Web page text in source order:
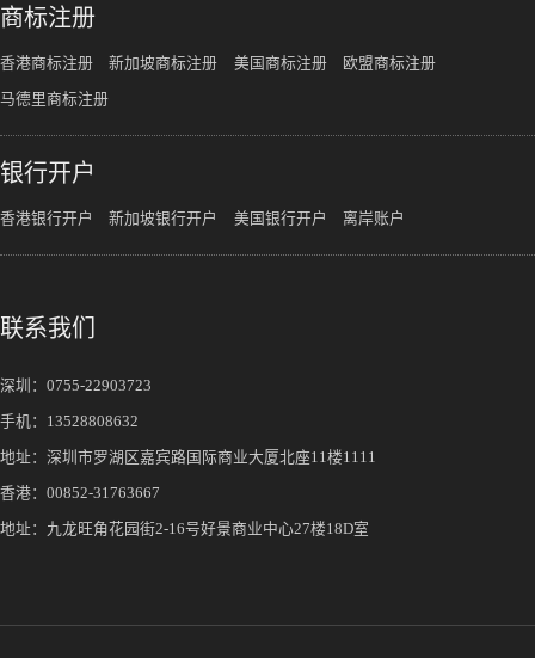
商标注册
香港商标注册 新加坡商标注册 美国商标注册 欧盟商标注册
马德里商标注册
银行开户
香港银行开户 新加坡银行开户 美国银行开户 离岸账户
联系我们
深圳： 0755-22903723
手机： 13528808632
地址：深圳市罗湖区嘉宾路国际商业大厦北座11楼1111
香港：00852-31763667
地址：九龙旺角花园街2-16号好景商业中心27楼18D室